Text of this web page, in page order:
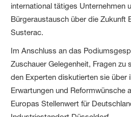
international tätiges Unternehmen
Bürgeraustausch über die Zukunft
Susterac.
Im Anschluss an das
Zuschauer Gelegenheit, Fragen zu
den Experten diskutierten sie über
Erwartungen und Reformwünsche
Europas Stellenwert für